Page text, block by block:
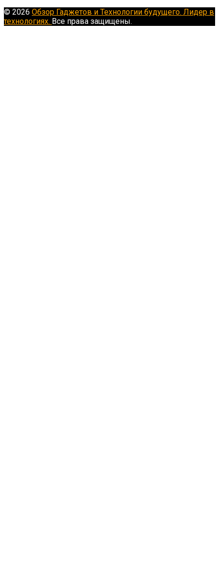
© 2026 Обзор Гаджетов и Технологии будущего. Лидер в
технологиях. Все права защищены.